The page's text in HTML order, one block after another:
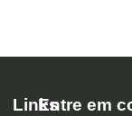
LinksEntre em